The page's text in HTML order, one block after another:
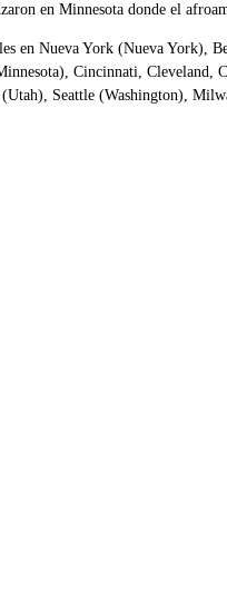
en Minnesota donde el
en Nueva York (Nueva York),
Cincinnati,
Seattle (Washington),